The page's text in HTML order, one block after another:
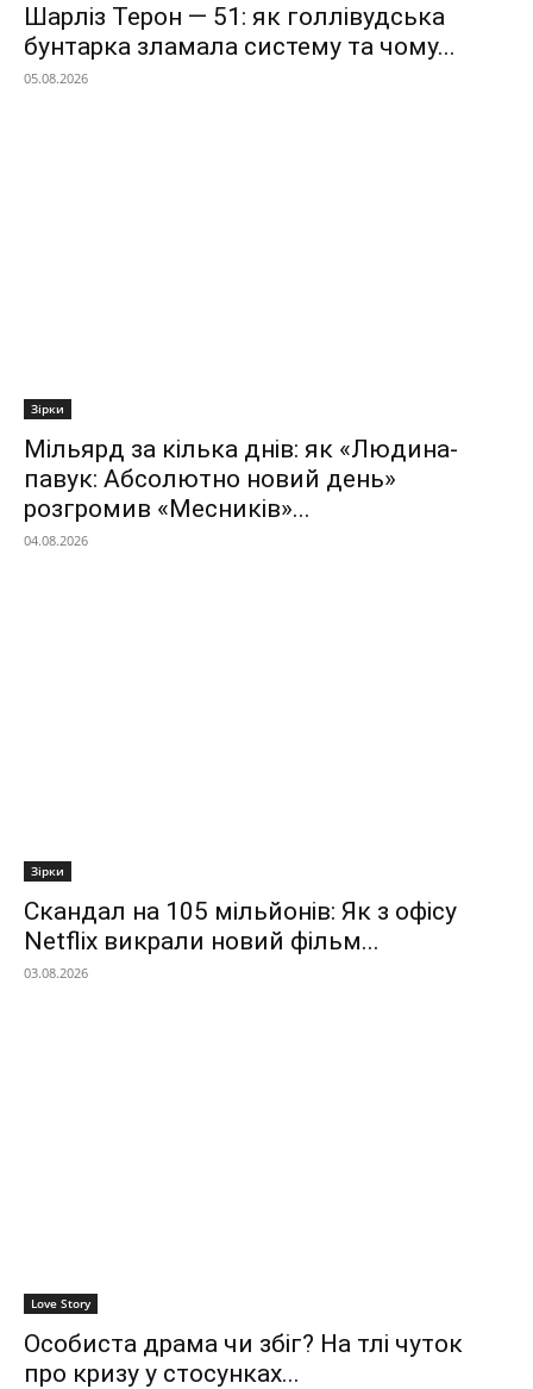
Шарліз Терон — 51: як голлівудська
бунтарка зламала систему та чому...
05.08.2026
Зірки
Мільярд за кілька днів: як «Людина-
павук: Абсолютно новий день»
розгромив «Месників»...
04.08.2026
Зірки
Скандал на 105 мільйонів: Як з офісу
Netflix викрали новий фільм...
03.08.2026
Love Story
Особиста драма чи збіг? На тлі чуток
про кризу у стосунках...